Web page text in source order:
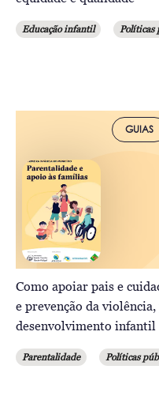
Educação infantil Políticas
GUIAS
Como apoiar pais e
e prevenção da
desenvolvimento infantil
Parentalidade Políticas